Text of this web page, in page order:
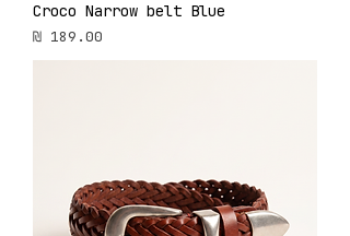
Croco Narrow belt Blue
מחיר